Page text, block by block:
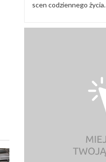
scen codziennego życia.